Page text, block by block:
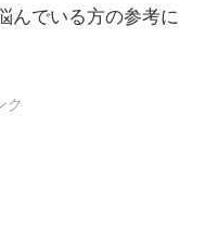
んでいる方の参考に
ク